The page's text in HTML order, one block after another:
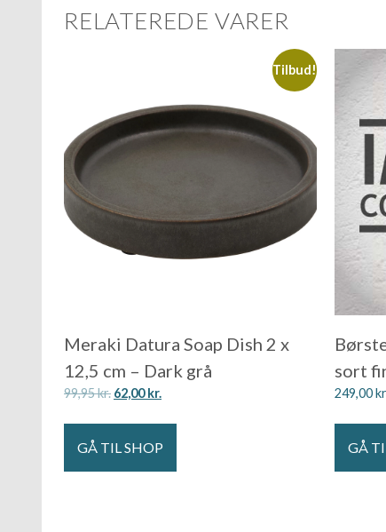
RELATEREDE VARER
Tilbud!
Meraki Datura Soap Dish 2 x
12,5 cm – Dark grå
99,95kr. 62,00kr.
GÅ TIL SHOP
sort
249,00
GÅ